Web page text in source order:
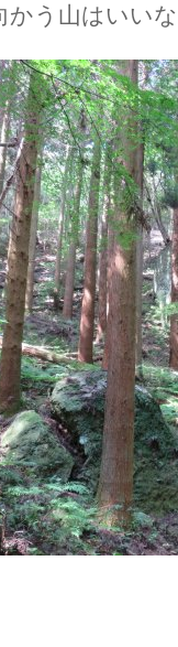
かう山はいい